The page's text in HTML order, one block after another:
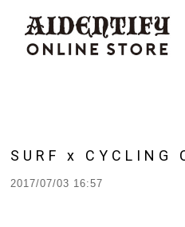
SURF x CYCLING
2017/07/03 16:57